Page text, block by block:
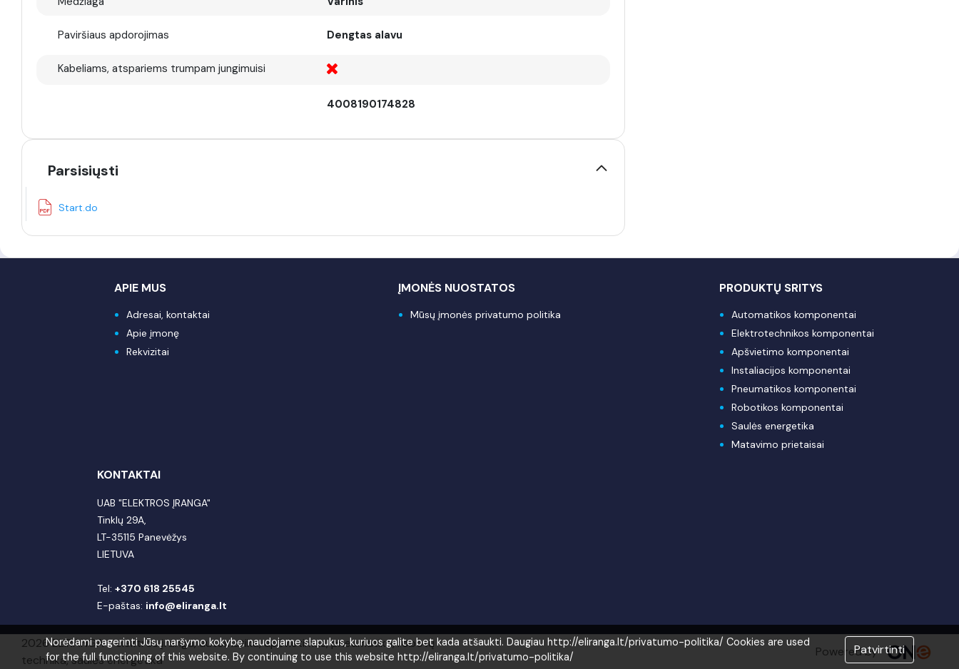
Norėdami pagerinti Jūsų naršymo kokybę, naudojame slapukus, kuriuos galite bet kada atšaukti. Daugiau http://eliranga.lt/privatumo-politika/ Cookies are used
for the full functioning of this website. By continuing to use this website http://eliranga.lt/privatumo-politika/
Patvirtinti
Paviršiaus apdorojimas Dengtas alavu
Kabeliams, atspariems trumpam jungimuisi
4008190174828
Parsisiųsti
Start.do
APIE MUS
Adresai, kontaktai
Apie įmonę
Rekvizitai
ĮMONĖS NUOSTATOS
Mūsų įmonės privatumo politika
PRODUKTŲ SRITYS
Automatikos komponentai
Elektrotechnikos komponentai
Apšvietimo komponentai
Instaliacijos komponentai
Pneumatikos komponentai
Robotikos komponentai
Saulės energetika
Matavimo prietaisai
KONTAKTAI
UAB "ELEKTROS ĮRANGA"
Tinklų 29A,
LT-35115 Panevėžys
LIETUVA
Tel:+370 618 25545
E-paštas: info@eliranga.lt
2026 ELIRANGA = elektros įranga, automatika, apšvietimas, pneumatika, robotų
technika, saulės energetika
Powered by